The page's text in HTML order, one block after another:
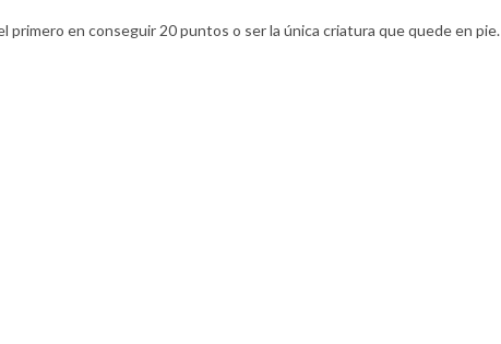
primero en conseguir 20 puntos o ser la única criatura que quede en pie.